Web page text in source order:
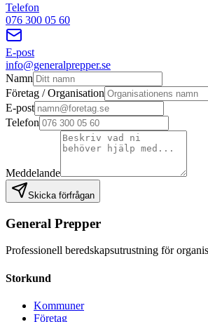
Telefon
076 300 05 60
E-post
info@generalprepper.se
Namn
Företag / Organisation
E-post
Telefon
Meddelande
Skicka förfrågan
General Prepper
Professionell beredskapsutrustning för
Storkund
Kommuner
Företag